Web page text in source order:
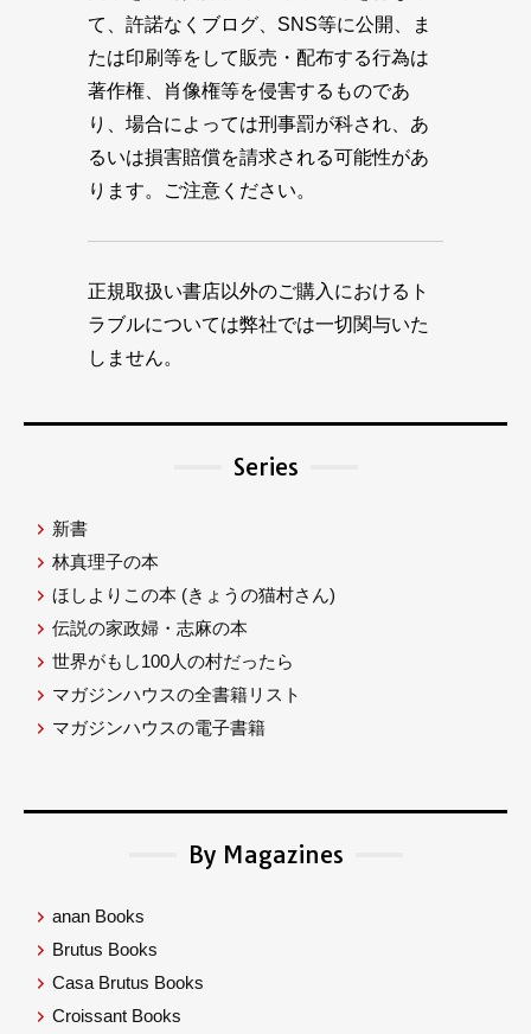
て、許諾なくブログ、SNS等に公開、ま
たは印刷等をして販売・配布する行為は
著作権、肖像権等を侵害するものであ
り、場合によっては刑事罰が科され、あ
るいは損害賠償を請求される可能性があ
ります。ご注意ください。
正規取扱い書店以外のご購入におけるト
ラブルについては弊社では一切関与いた
しません。
Series
新書
林真理子の本
ほしよりこの本 (きょうの猫村さん)
伝説の家政婦・志麻の本
世界がもし100人の村だったら
マガジンハウスの全書籍リスト
マガジンハウスの電子書籍
By Magazines
anan Books
Brutus Books
Casa Brutus Books
Croissant Books